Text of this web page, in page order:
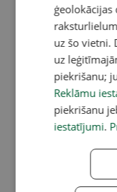
ģeolokācijas
uz šo vietni.
uz
piekrišanu;
Reklāmu
piekrišanu
iestatījumi.